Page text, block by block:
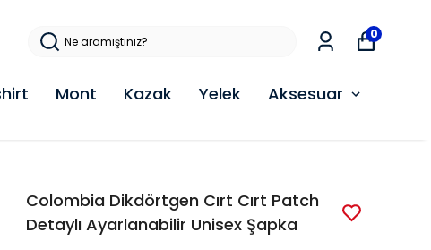
Mont Kazak Yelek Aksesuar
0
Colombia Dikdörtgen Cırt Cırt Patch
Detaylı Ayarlanabilir Unisex Şapka